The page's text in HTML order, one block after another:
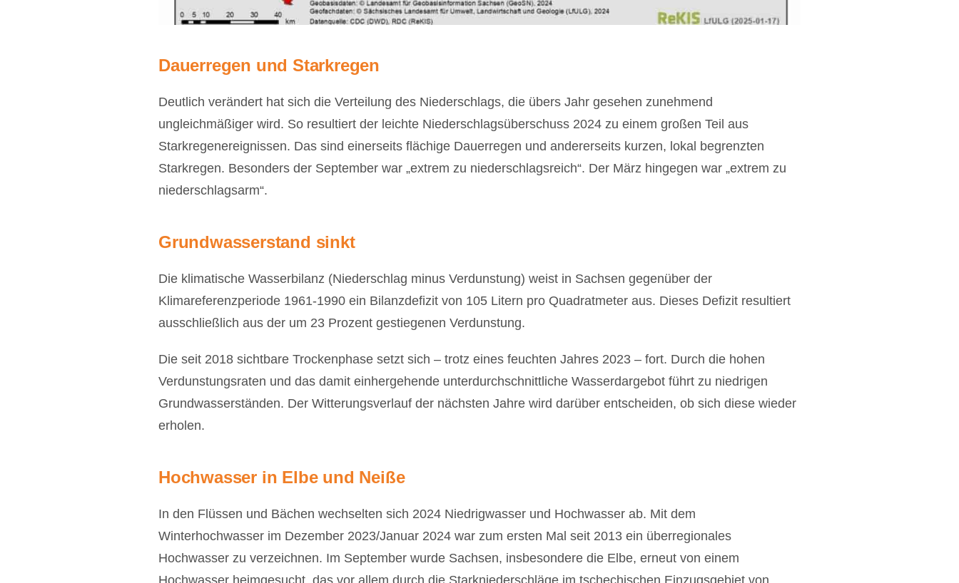
Dauerregen und Starkregen
Deutlich verändert hat sich die Verteilung des Niederschlags, die übers Jahr gesehen zunehmend
ungleichmäßiger wird. So resultiert der leichte Niederschlagsüberschuss 2024 zu einem großen Teil aus
Starkregenereignissen. Das sind einerseits flächige Dauerregen und andererseits kurzen, lokal begrenzten
Starkregen. Besonders der September war „extrem zu niederschlagsreich“. Der März hingegen war „extrem zu
niederschlagsarm“.
Grundwasserstand sinkt
Die klimatische Wasserbilanz (Niederschlag minus Verdunstung) weist in Sachsen gegenüber der
Klimareferenzperiode 1961-1990 ein Bilanzdefizit von 105 Litern pro Quadratmeter aus. Dieses Defizit resultiert
ausschließlich aus der um 23 Prozent gestiegenen Verdunstung.
Die seit 2018 sichtbare Trockenphase setzt sich – trotz eines feuchten Jahres 2023 – fort. Durch die hohen
Verdunstungsraten und das damit einhergehende unterdurchschnittliche Wasserdargebot führt zu niedrigen
Grundwasserständen. Der Witterungsverlauf der nächsten Jahre wird darüber entscheiden, ob sich diese wieder
erholen.
Hochwasser in Elbe und Neiße
In den Flüssen und Bächen wechselten sich 2024 Niedrigwasser und Hochwasser ab. Mit dem
Winterhochwasser im Dezember 2023/Januar 2024 war zum ersten Mal seit 2013 ein überregionales
Hochwasser zu verzeichnen. Im September wurde Sachsen, insbesondere die Elbe, erneut von einem
Hochwasser heimgesucht, das vor allem durch die Starkniederschläge im tschechischen Einzugsgebiet von